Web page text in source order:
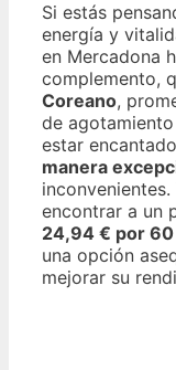
Si estás
energía y
en Mercadona
complemento,
Coreano,
de
estar
manera
encontrar a un
24,94 € por
una opción
mejorar su